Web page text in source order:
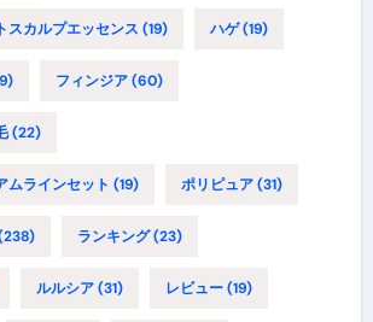
スカルプエッセンス (19) ハゲ(19)
フィンジア(60)
(22)
ムラインセット (19) ポリピュア(31)
ランキング(23)
ルルシア(31) レビュー(19)